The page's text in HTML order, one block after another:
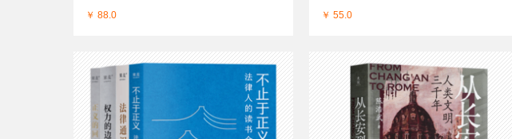
￥ 88.0
￥ 55.0